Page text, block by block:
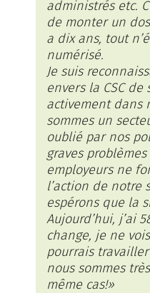
administrés etc.
de monter un
a dix ans, tout
numérisé.
Je suis
envers la CSC de
activement dans
sommes un
oublié par nos
graves
employeurs ne
l’action de notre
espérons que la
Aujourd’hui, j’ai
change, je ne
pourrais
nous sommes
même cas!»